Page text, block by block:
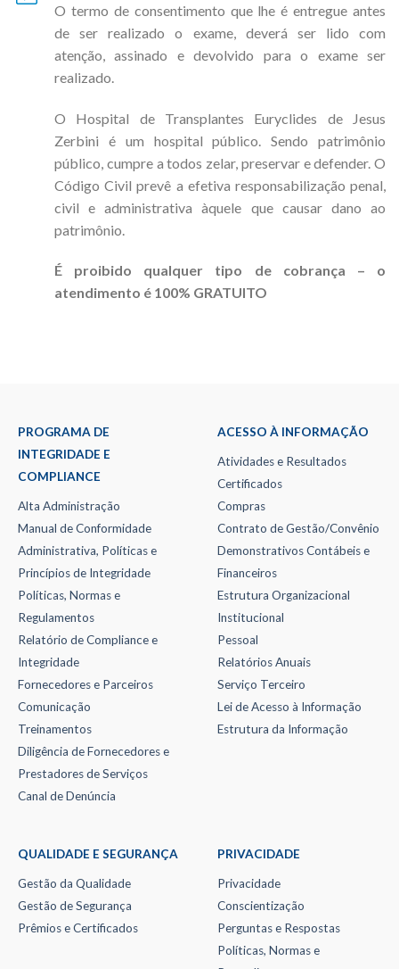
O termo de consentimento que lhe é entregue antes
de ser realizado o exame, deverá ser lido com
atenção, assinado e devolvido para o exame ser
realizado.
O Hospital de Transplantes Euryclides de Jesus
Zerbini é um hospital público. Sendo patrimônio
público, cumpre a todos zelar, preservar e defender. O
Código Civil prevê a efetiva responsabilização penal,
civil e administrativa àquele que causar dano ao
patrimônio.
É proibido qualquer tipo de cobrança – o
atendimento é 100% GRATUITO
PROGRAMA DE
INTEGRIDADE E
COMPLIANCE
Alta Administração
Manual de Conformidade
Administrativa, Políticas e
Princípios de Integridade
Políticas, Normas e
Regulamentos
Relatório de Compliance e
Integridade
Fornecedores e Parceiros
Comunicação
Treinamentos
Diligência de Fornecedores e
Prestadores de Serviços
Canal de Denúncia
ACESSO À INFORMAÇÃO
Atividades e Resultados
Certificados
Compras
Contrato de Gestão/Convênio
Demonstrativos Contábeis e
Financeiros
Estrutura Organizacional
Institucional
Pessoal
Relatórios Anuais
Serviço Terceiro
Lei de Acesso à Informação
Estrutura da Informação
QUALIDADE E SEGURANÇA
Gestão da Qualidade
Gestão de Segurança
Prêmios e Certificados
PRIVACIDADE
Privacidade
Conscientização
Perguntas e Respostas
Políticas, Normas e